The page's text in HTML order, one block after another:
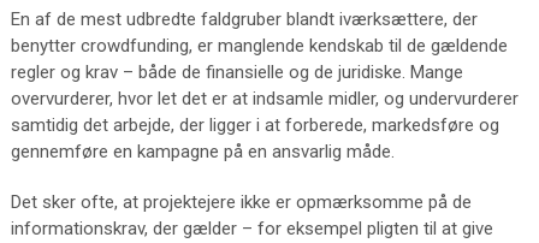
En af de mest udbredte faldgruber blandt iværksættere, der
benytter crowdfunding, er manglende kendskab til de gældende
regler og krav – både de finansielle og de juridiske. Mange
overvurderer, hvor let det er at indsamle midler, og undervurderer
samtidig det arbejde, der ligger i at forberede, markedsføre og
gennemføre en kampagne på en ansvarlig måde.
Det sker ofte, at projektejere ikke er opmærksomme på de
informationskrav, der gælder – for eksempel pligten til at give